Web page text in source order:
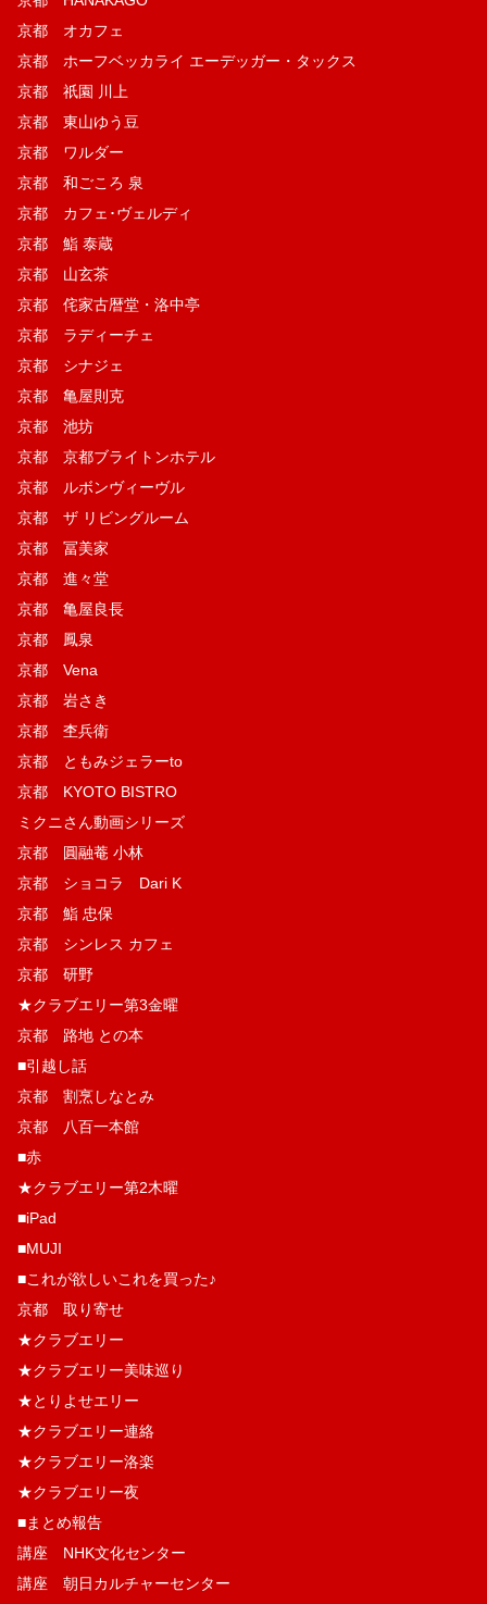
京都 オカフェ
京都 ホーフベッカライ エーデッガー・タックス
京都 祇園 川上
京都 東山ゆう豆
京都 ワルダー
京都 和ごころ 泉
京都 カフェ･ヴェルディ
京都 鮨 泰蔵
京都 山玄茶
京都 侘家古暦堂・洛中亭
京都 ラディーチェ
京都 シナジェ
京都 亀屋則克
京都 池坊
京都 京都ブライトンホテル
京都 ルボンヴィーヴル
京都 ザ リビングルーム
京都 冨美家
京都 進々堂
京都 亀屋良長
京都 鳳泉
京都 Vena
京都 岩さき
京都 杢兵衛
京都 ともみジェラーto
京都 KYOTO BISTRO
ミクニさん動画シリーズ
京都 圓融菴 小林
京都 ショコラ Dari K
京都 鮨 忠保
京都 シンレス カフェ
京都 研野
★クラブエリー第3金曜
京都 路地 との本
■引越し話
京都 割烹しなとみ
京都 八百一本館
■赤
★クラブエリー第2木曜
■iPad
■MUJI
■これが欲しいこれを買った♪
京都 取り寄せ
★クラブエリー
★クラブエリー美味巡り
★とりよせエリー
★クラブエリー連絡
★クラブエリー洛楽
★クラブエリー夜
■まとめ報告
講座 NHK文化センター
講座 朝日カルチャーセンター